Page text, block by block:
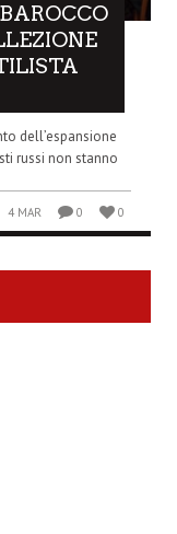
dell’espansione
russi non stanno
4 MAR 0 0